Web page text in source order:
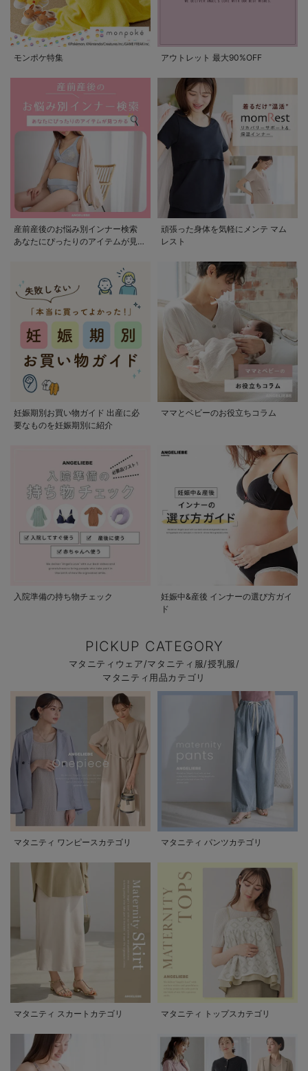
モンポケ特集 アウトレット 最大90%OFF
産前産後のお悩み別インナー検索
あなたにぴったりのアイテムが見つ
頑張った身体を気軽にメンテ マム
レスト
妊娠期別お買い物ガイド 出産に必
要なものを妊娠期別に紹介
ママとベビーのお役立ちコラム
入院準備の持ち物チェック
妊娠中&産後 インナーの選び方ガイ
ド
PICKUP CATEGORY
マタニティウェア/マタニティ服/授乳服/
マタニティ用品カテゴリ
マタニティ ワンピースカテゴリ マタニティ パンツカテゴリ
マタニティ スカートカテゴリ マタニティ トップスカテゴリ